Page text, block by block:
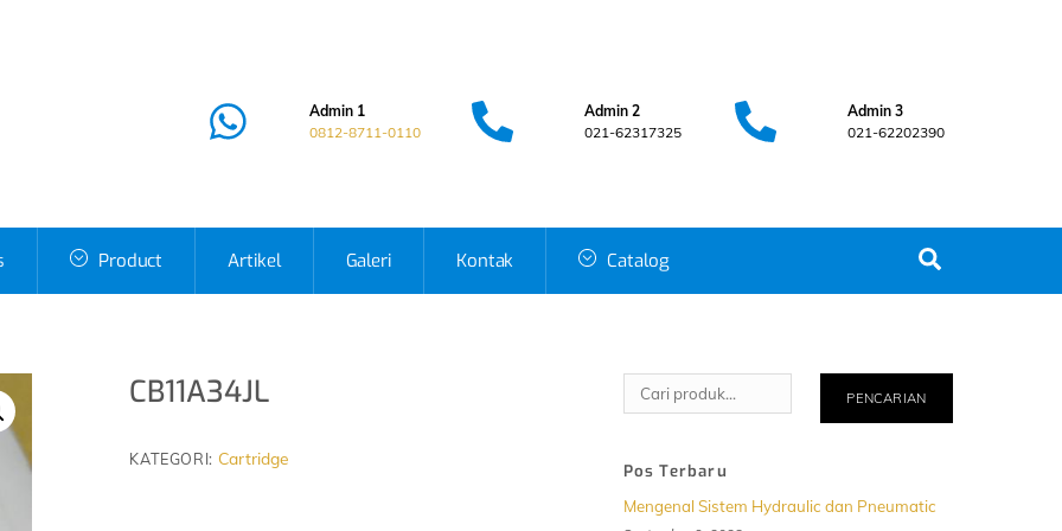
Product Artikel Galeri Kontak Catalog
Admin 1
0812-8711-0110
Admin 2
021-62317325
Admin 3
021-62202390
CB11A34JL
KATEGORI: Cartridge
Cari
PENCARIAN
Pos Terbaru
Mengenal Sistem Hydraulic dan Pneumatic